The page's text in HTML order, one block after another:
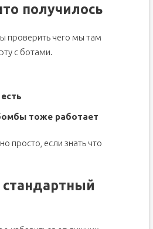
получилось
проверить чего мы там
с ботами.
тоже работает
просто, если знать что
стандартный